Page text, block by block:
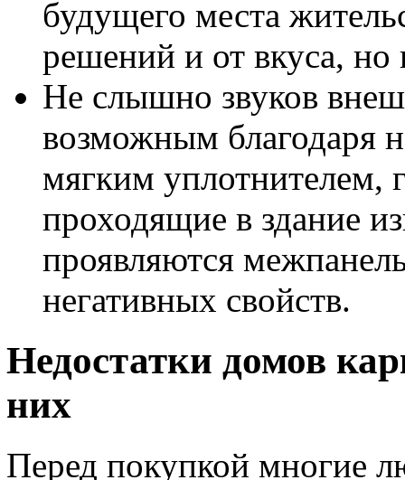
будущего места
решений и от вкуса, но
Не слышно звуков
возможным благодаря
мягким уплотнителем,
проходящие в здание
проявляются
негативных свойств.
Недостатки домов
них
Перед покупкой многие